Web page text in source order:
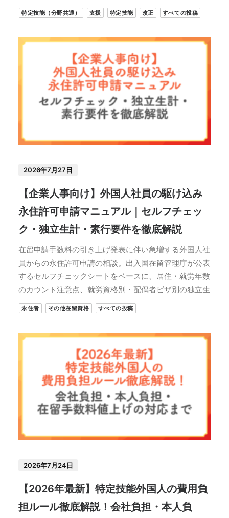
特定技能（分野共通） 支援 特定技能 改正 すべての投稿
2026年7月27日
【企業人事向け】外国人社員の駆け込み
永住許可申請マニュアル｜セルフチェッ
ク・独立生計・素行要件を徹底解説
在留申請手数料の引き上げ発表に伴い急増する外国人社
員からの永住許可申請の相談。出入国在留管理庁が公表
するセルフチェックシートをベースに、居住・就労年数
のカウント注意点、就労資格別・配偶者ビザ別の独立生
永住者 その他在留資格 すべての投稿
2026年7月24日
【2026年最新】特定技能外国人の費用負
担ルール徹底解説！会社負担・本人負